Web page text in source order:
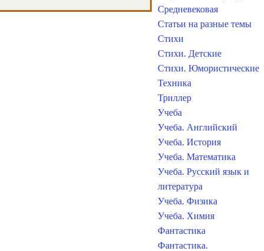
Средневековая
Статьи на разные темы
Стихи
Стихи. Детские
Стихи. Юмористические
Техника
Триллер
Учеба
Учеба. Английский
Учеба. История
Учеба. Математика
Учеба. Русский язык и
литература
Учеба. Физика
Учеба. Химия
Фантастика
Фантастика.